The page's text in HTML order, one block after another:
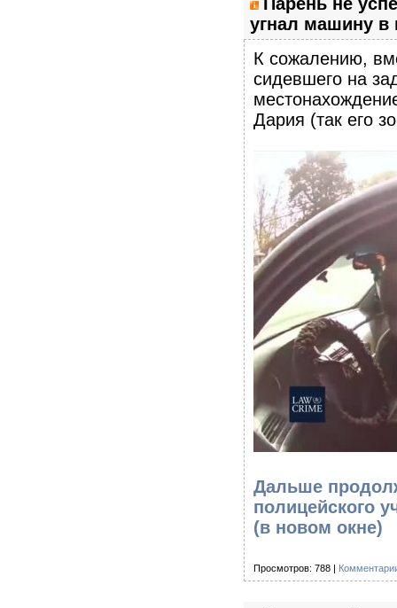
угнал машину в
К сожалению,
сидевшего на
Дария (так его
Дальше
полицейского
(в новом окне)
Просмотров: 788 |